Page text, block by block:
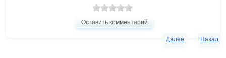
Оставить комментарий
Назад
Далее